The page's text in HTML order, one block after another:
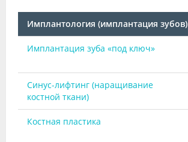
Имплантология (имплантация зубов)
Имплантация зуба «под ключ»
Синус-лифтинг (наращивание
костной ткани)
Костная пластика